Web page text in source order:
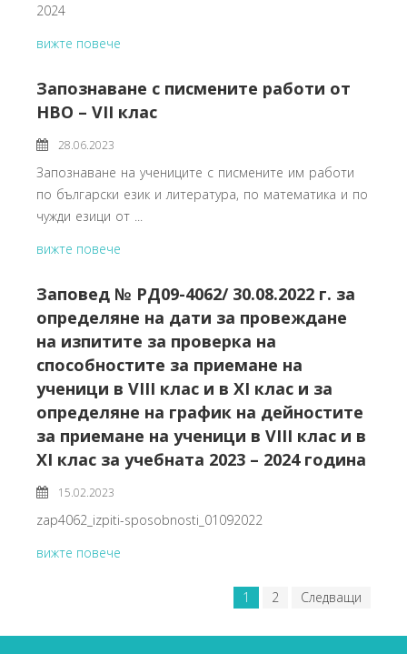
2024
вижте повече
Запознаване с писмените работи от
НВО – VII клас
28.06.2023
Запознаване на учениците с писмените им работи
по български език и литература, по математика и по
чужди езици от ...
вижте повече
Заповед № РД09-4062/ 30.08.2022 г. за
определяне на дати за провеждане
на изпитите за проверка на
способностите за приемане на
ученици в VIII клас и в XI клас и за
определяне на график на дейностите
за приемане на ученици в VIII клас и в
XI клас за учебната 2023 – 2024 година
15.02.2023
zap4062_izpiti-sposobnosti_01092022
вижте повече
1 2 Следващи